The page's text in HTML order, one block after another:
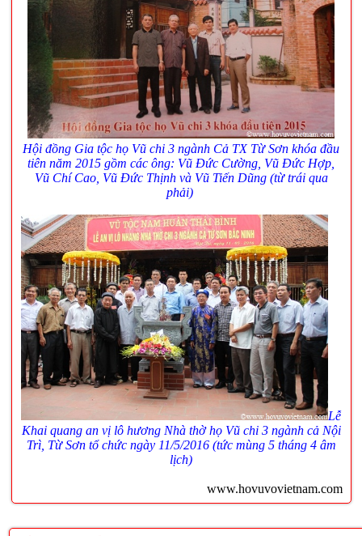
Hội đồng Gia tộc họ Vũ chi 3 ngành Cả TX Từ Sơn khóa đầu
tiên năm 2015 gồm các ông: Vũ Đức Cường, Vũ Đức Hợp,
Vũ Chí Cao, Vũ Đức Thịnh và Vũ Tiến Dũng (từ trái qua
phải)
Lễ
Khai quang an vị lô hương Nhà thờ họ Vũ chi 3 ngành cả Nội
Trì, Từ Sơn tổ chức ngày 11/5/2016 (tức mùng 5 tháng 4 âm
lịch)
www.hovuvovietnam.com